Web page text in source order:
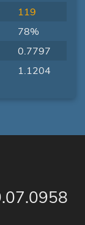
119
78%
0.7797
1.1204